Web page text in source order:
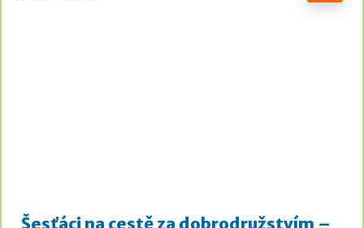
Šesťáci na cestě za dobrodružstvím –